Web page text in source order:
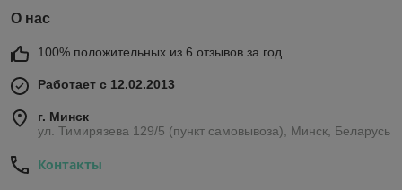
О нас
100% положительных из 6 отзывов за год
Работает с 12.02.2013
г. Минск
ул. Тимирязева 129/5 (пункт самовывоза), Минск, Беларусь
Контакты